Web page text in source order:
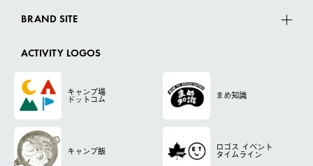
BRAND SITE
ACTIVITY LOGOS
キャンプ場
ドットコム まめ知識
キャンプ飯 ロゴス イベント
タイムライン